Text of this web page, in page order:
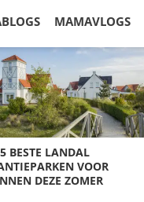
MAMAVLOGS
BESTE LANDAL
VOOR
DEZE ZOMER